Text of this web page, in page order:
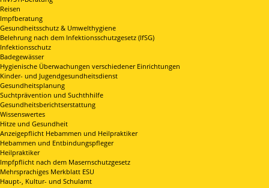
Reisen
Impfberatung
Gesundheitsschutz & Umwelthygiene
Belehrung nach dem Infektionsschutzgesetz (IfSG)
Infektionsschutz
Badegewässer
Hygienische Überwachungen verschiedener Einrichtungen
Kinder- und Jugendgesundheitsdienst
Gesundheitsplanung
Suchtprävention und Suchthhilfe
Gesundheitsberichtserstattung
Wissenswertes
Hitze und Gesundheit
Anzeigepflicht Hebammen und Heilpraktiker
Hebammen und Entbindungspfleger
Heilpraktiker
Impfpflicht nach dem Masernschutzgesetz
Mehrsprachiges Merkblatt ESU
Haupt-, Kultur- und Schulamt